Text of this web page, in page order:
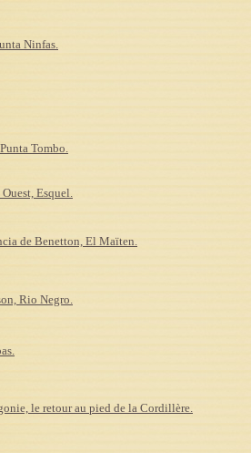
Ninfas.
Tombo.
Ouest, Esquel.
de Benetton, El Maïten.
Rio Negro.
le retour au pied de la Cordillère.